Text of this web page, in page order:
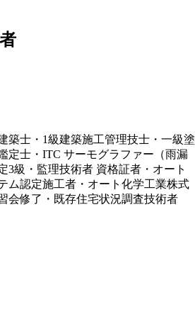
築士・1級建築施工管理技士・一級塗
定士・ITC サーモグラファー（雨漏
3級・監理技術者 資格証者・オート
ム認定施工者・オート化学工業株式
会修了・既存住宅状況調査技術者